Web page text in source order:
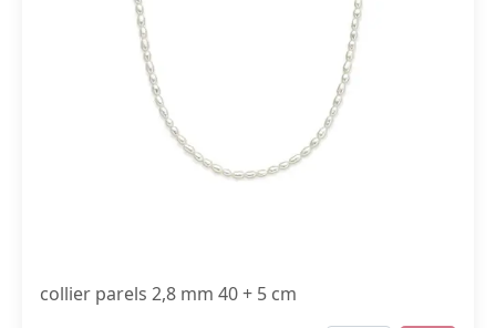
collier parels 2,8 mm 40 + 5 cm